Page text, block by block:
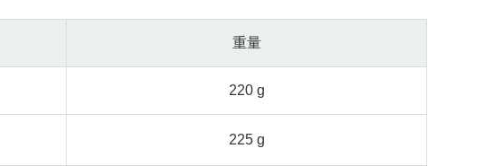
重量
220 g
225 g